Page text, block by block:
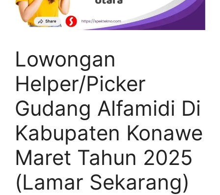
Lowongan
Helper/Picker
Gudang Alfamidi Di
Kabupaten Konawe
Maret Tahun 2025
(Lamar Sekarang)